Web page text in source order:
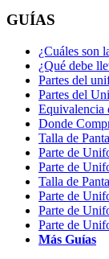
GUÍAS
¿Cuáles son
¿Qué debe
Partes del
Partes del
Equivalencia
Donde
Talla de
Parte de
Parte de
Talla de
Parte de
Parte de
Parte de
Más Guías